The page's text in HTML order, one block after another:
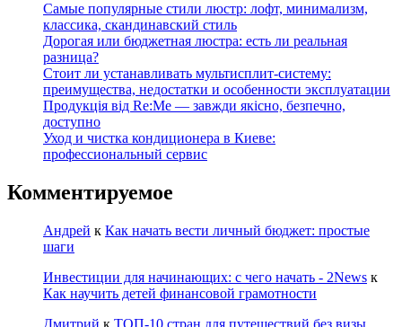
Самые популярные стили люстр: лофт, минимализм,
классика, скандинавский стиль
Дорогая или бюджетная люстра: есть ли реальная
разница?
Стоит ли устанавливать мультисплит-систему:
преимущества, недостатки и особенности эксплуатации
Продукція від Re:Me — завжди якісно, безпечно,
доступно
Уход и чистка кондиционера в Киеве:
профессиональный сервис
Комментируемое
Андрей к Как начать вести личный бюджет: простые
шаги
Инвестиции для начинающих: с чего начать - 2News к
Как научить детей финансовой грамотности